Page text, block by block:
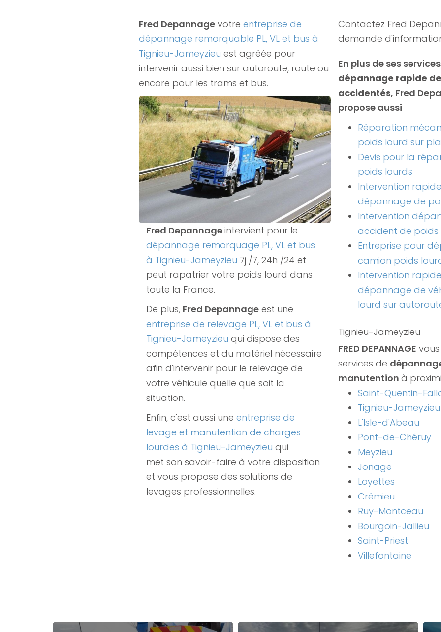
Fred Depannage votre entreprise de
dépannage remorquable PL, VL et bus à
Tignieu-Jameyzieu est agréée pour
intervenir aussi bien sur autoroute, route ou
encore pour les trams et bus.
Fred Depannageintervient pour le
dépannage remorquage PL, VL et bus
à Tignieu-Jameyzieu 7j /7, 24h /24 et
peut rapatrier votre poids lourd dans
toute la France.
De plus, Fred Depannage est une
entreprise de relevage PL, VL et bus à
Tignieu-Jameyzieu qui dispose des
compétences et du matériel nécessaire
afin d'intervenir pour le relevage de
votre véhicule quelle que soit la
situation.
Enfin, c'est aussi une entreprise de
levage et manutention de charges
lourdes à Tignieu-Jameyzieu qui
met son savoir-faire à votre disposition
et vous propose des solutions de
levages professionnelles.
Contactez Fred
demande
En plus de ses
dépannage rapide
accidentés, Fred
propose aussi
Réparation
poids lourd sur
Devis pour la
poids lourds
Intervention
dépannage de
Intervention
accident de poids
Entreprise pour
camion poids
Intervention
dépannage de
lourd sur
Tignieu-Jameyzieu
FRED DEPANNAGE
services de
manutention à
Saint-Quentin-
Tignieu-Jameyzieu
L'Isle-d'Abeau
Pont-de-Chéruy
Meyzieu
Jonage
Loyettes
Crémieu
Ruy-Montceau
Bourgoin-Jallieu
Saint-Priest
Villefontaine